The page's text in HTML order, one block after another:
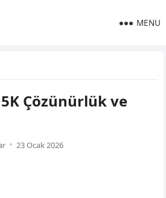
MENU
Çözünürlük ve
23 Ocak 2026